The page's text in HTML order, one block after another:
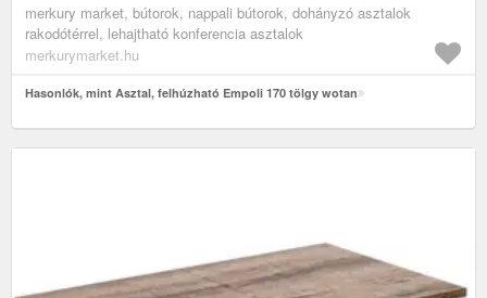
merkury market, bútorok, nappali bútorok, dohányzó asztalok
rakodótérrel, lehajtható konferencia asztalok
merkurymarket.hu
Hasonlók, mint Asztal, felhúzható Empoli 170 tölgy wotan